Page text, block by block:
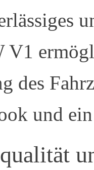
V1
des
und